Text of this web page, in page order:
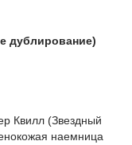
дублирование)
Квилл (Звездный
наемница